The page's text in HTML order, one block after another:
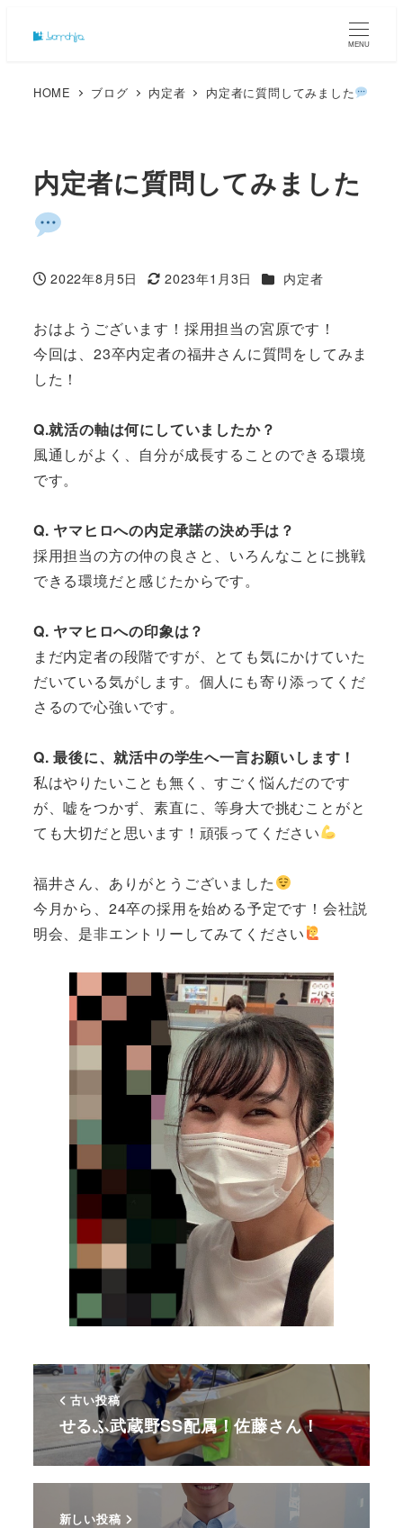
MENU
HOME ブログ 内定者 内定者に質問してみました
内定者に質問してみました
投稿日
2022年8月5日
更新日
2023年1月3日 カテゴリー
内定者
おはようございます！採用担当の宮原です！
今回は、23卒内定者の福井さんに質問をしてみま
した！
Q.就活の軸は何にしていましたか？
風通しがよく、自分が成長することのできる環境
です。
Q. ヤマヒロへの内定承諾の決め手は？
採用担当の方の仲の良さと、いろんなことに挑戦
できる環境だと感じたからです。
Q. ヤマヒロへの印象は？
まだ内定者の段階ですが、とても気にかけていた
だいている気がします。個人にも寄り添ってくだ
さるので心強いです。
Q. 最後に、就活中の学生へ一言お願いします！
私はやりたいことも無く、すごく悩んだのです
が、嘘をつかず、素直に、等身大で挑むことがと
ても大切だと思います！頑張ってください
福井さん、ありがとうございました
今月から、24卒の採用を始める予定です！会社説
明会、是非エントリーしてみてください
古い投稿
せるふ武蔵野SS配属！佐藤さん！
新しい投稿